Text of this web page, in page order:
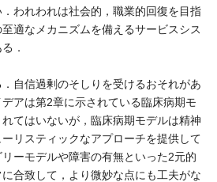
われわれは社会的，職業的回復を目指
適なメカニズムを備えるサービスシス
．
自信過剰のそしりを受けるおそれがあ
アは第2章に示されている臨床病期モ
てはいないが，臨床病期モデルは精神
リスティックなアプローチを提供して
ーモデルや障害の有無といった2元的
合致して，より微妙な点にも工夫がな